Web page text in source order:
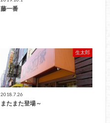
藤一番
生太郎
2018.7.26
またまた登場～